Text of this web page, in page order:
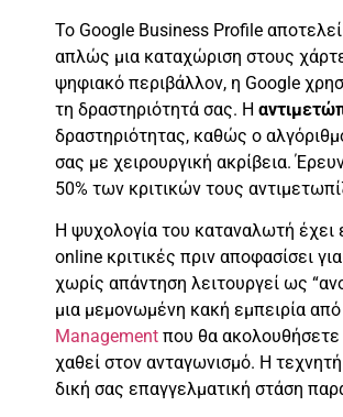
Το Google Business Profile
απλώς μια καταχώριση στους
ψηφιακό περιβάλλον, η Google
τη δραστηριότητά σας. Η
δραστηριότητας, καθώς ο
σας με χειρουργική ακρίβεια.
50% των κριτικών τους
Η ψυχολογία του καταναλωτή έχει
online κριτικές πριν αποφασίσει
χωρίς απάντηση λειτουργεί ως
μια μεμονωμένη κακή εμπειρία
Management που θα ακολουθήσετε
χαθεί στον ανταγωνισμό. Η
δική σας επαγγελματική στάση